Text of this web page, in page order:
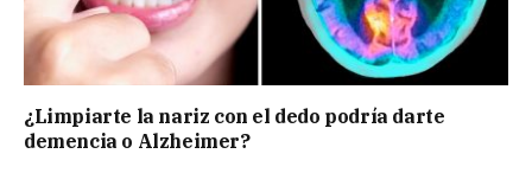
¿Limpiarte la nariz con el dedo podría darte
demencia o Alzheimer?